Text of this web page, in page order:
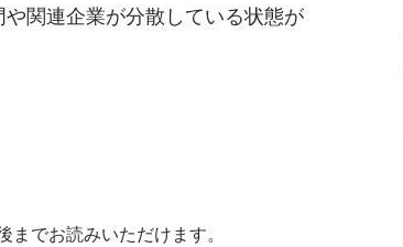
関連企業が分散している状態が
でお読みいただけます。